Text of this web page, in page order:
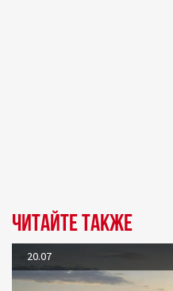
Читайте также
20.07